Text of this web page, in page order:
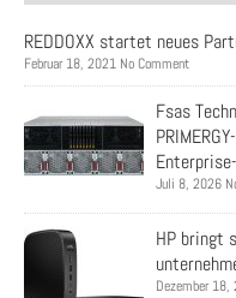
REDDOXX startet neues
Februar 18, 2021 No Comment
Fsas
Juli 8, 2026
HP bringt
Dezember